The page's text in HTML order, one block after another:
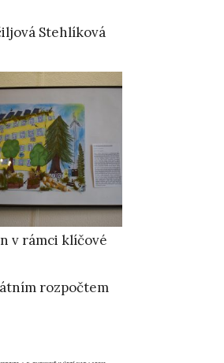
Stehlíková
v rámci klíčové
rozpočtem